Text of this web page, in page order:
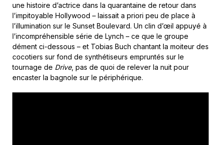
une histoire d’actrice dans la quarantaine de retour dans
l’impitoyable Hollywood – laissait a priori peu de place à
l’illumination sur le Sunset Boulevard. Un clin d’œil appuyé à
l’incompréhensible série de Lynch – ce que le groupe
dément ci-dessous – et Tobias Buch chantant la moiteur des
cocotiers sur fond de synthétiseurs empruntés sur le
tournage de Drive, pas de quoi de relever la nuit pour
encaster la bagnole sur le périphérique.